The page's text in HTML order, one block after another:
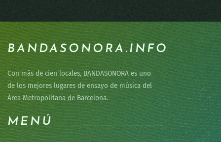
BANDASONORA.INFO
Con más de cien locales, BANDASONORA es uno
de los mejores lugares de ensayo de música del
Área Metropolitana de Barcelona.
MENÚ